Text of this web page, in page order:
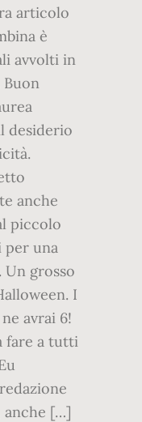
articolo
è
avvolti in
desiderio
anche
piccolo
per una
grosso
I
avrai 6!
fare a tutti
anche […]